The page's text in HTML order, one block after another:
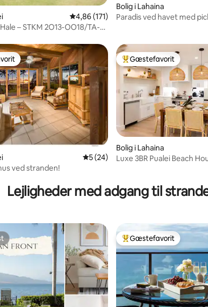
bedømmelse, 21 omtaler
4,86 ud af 5 i gennemsnitlig
4,86 (171)
– STKM 2O13-OO18/TA-
Bolig i Lahaina
Paradis ved havet med
bedømmelse, 119 omtaler
5 ud af 5 i gennemsnitlig
5 (24)
ved stranden!
Bedste gæstefavorit
Gæstefavorit
Bolig i Lahaina
Luxe 3BR Pualei Beach
Lejligheder med adgang til
Bedste gæstefavorit
Gæstefavorit